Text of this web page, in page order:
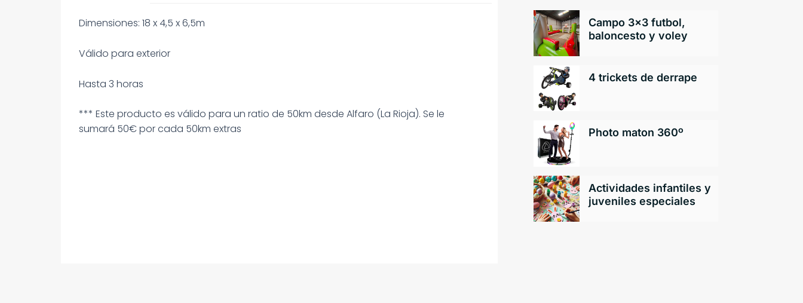
Dimensiones: 18 x 4,5 x 6,5m
Válido para exterior
Hasta 3 horas
*** Este producto es válido para un ratio de 50km desde Alfaro (La Rioja). Se le
sumará 50€ por cada 50km extras
Campo 3×3 futbol,
baloncesto y voley
4 trickets de derrape
Photo maton 360º
Actividades infantiles y
juveniles especiales